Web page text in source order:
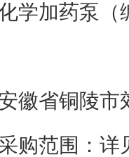
学加药泵（
徽省铜陵市
购范围：详